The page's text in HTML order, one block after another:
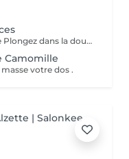
Retrouvez une peau douce et soyeuse Plongez dans la douceur tropicale dIndonésie à travers les notes épicées des huiles essentielles de Girofle et de Muscade. Ce gommage aux effluves chauds et naturels vous transporte tout en exfoliant délicatement votre peau : elle est douce, lumineuse et satinée.
Camomille
votre dos .